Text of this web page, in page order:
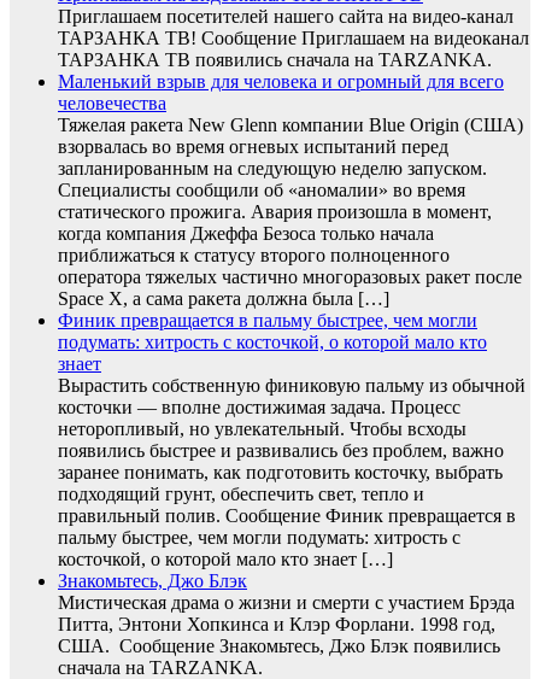
Приглашаем посетителей нашего сайта на видео-канал
ТАРЗАНКА ТВ! Сообщение Приглашаем на видеоканал
ТАРЗАНКА ТВ появились сначала на TARZANKA.
Маленький взрыв для человека и огромный для всего
человечества
Тяжелая ракета New Glenn компании Blue Origin (США)
взорвалась во время огневых испытаний перед
запланированным на следующую неделю запуском.
Специалисты сообщили об «аномалии» во время
статического прожига. Авария произошла в момент,
когда компания Джеффа Безоса только начала
приближаться к статусу второго полноценного
оператора тяжелых частично многоразовых ракет после
Space X, а сама ракета должна была […]
Финик превращается в пальму быстрее, чем могли
подумать: хитрость с косточкой, о которой мало кто
знает
Вырастить собственную финиковую пальму из обычной
косточки — вполне достижимая задача. Процесс
неторопливый, но увлекательный. Чтобы всходы
появились быстрее и развивались без проблем, важно
заранее понимать, как подготовить косточку, выбрать
подходящий грунт, обеспечить свет, тепло и
правильный полив. Сообщение Финик превращается в
пальму быстрее, чем могли подумать: хитрость с
косточкой, о которой мало кто знает […]
Знакомьтесь, Джо Блэк
Мистическая драма о жизни и смерти с участием Брэда
Питта, Энтони Хопкинса и Клэр Форлани. 1998 год,
США. Сообщение Знакомьтесь, Джо Блэк появились
сначала на TARZANKA.